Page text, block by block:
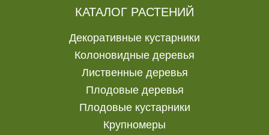
КАТАЛОГ РАСТЕНИЙ
Декоративные кустарники
Колоновидные деревья
Лиственные деревья
Плодовые деревья
Плодовые кустарники
Крупномеры